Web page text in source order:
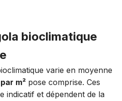
bioclimatique
varie en moyenne
m² pose comprise. Ces
indicatif et dépendent de la